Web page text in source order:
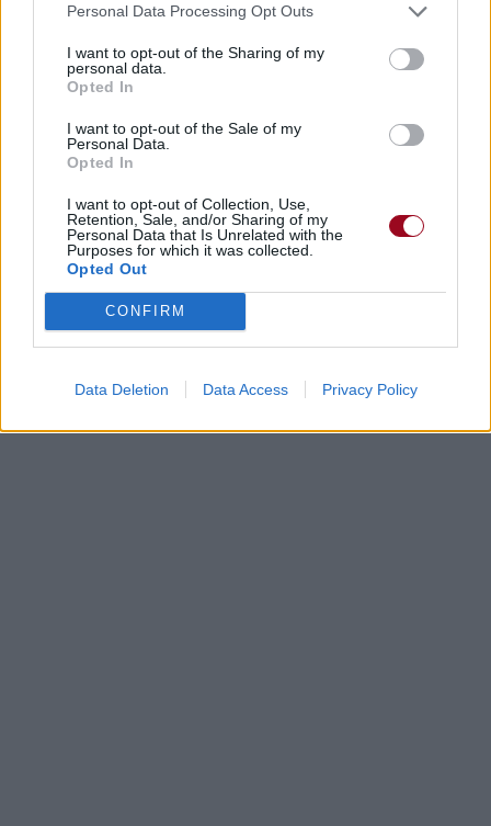
Personal Data Processing Opt Outs
I want to opt-out of the Sharing of my
personal data.
Opted In
I want to opt-out of the Sale of my
Personal Data.
Opted In
I want to opt-out of Collection, Use,
Retention, Sale, and/or Sharing of my
Personal Data that Is Unrelated with the
Purposes for which it was collected.
Opted Out
CONFIRM
Data Deletion Data Access Privacy Policy